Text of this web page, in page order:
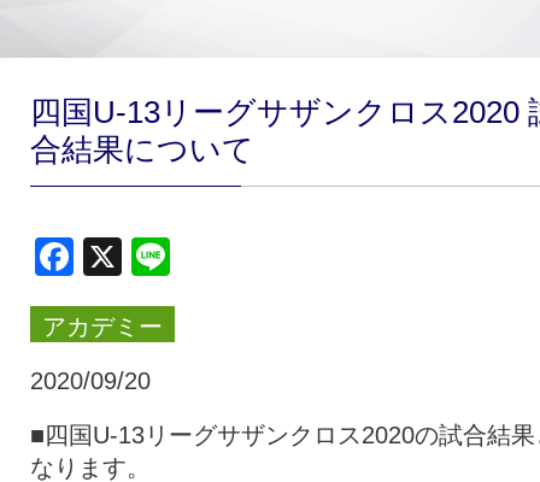
試合日程・結果
スクール
四国U-13リーグサザンクロス2020
合結果について
Facebook
X
アカデミー
2020/09/20
■四国U-13リーグサザンクロス2020の試合結果
なります。